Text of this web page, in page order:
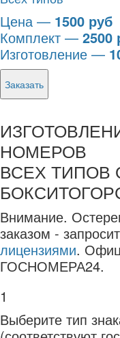
Цена — 1500 руб
Комплект — 2500
Изготовление —
Заказать
НОМЕРОВ
ВСЕХ ТИПОВ
Внимание.
заказом -
лицензиями.
ГОСНОМЕРА24.
1
Выберите тип